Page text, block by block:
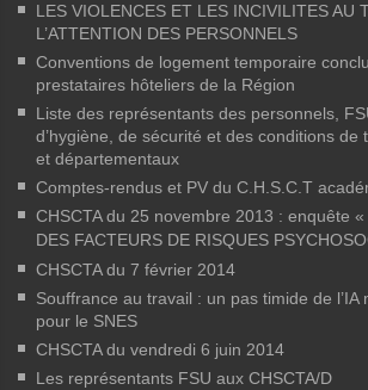
LES VIOLENCES ET LES INCIVILITES AU
L’ATTENTION DES PERSONNELS
Conventions de logement temporaire
prestataires hôteliers de la Région
Liste des représentants des personnels,
d’hygiène, de sécurité et des conditions de
et départementaux
Comptes-rendus et PV du C.H.S.C.T
CHSCTA du 25 novembre 2013 : enquête «
DES FACTEURS DE RISQUES
CHSCTA du 7 février 2014
Souffrance au travail : un pas timide de l’IA
pour le SNES
CHSCTA du vendredi 6 juin 2014
Les représentants FSU aux CHSCTA/D